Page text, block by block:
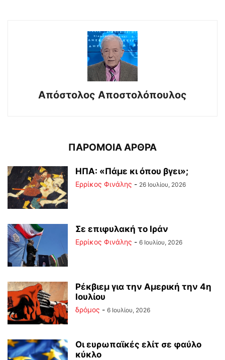
Απόστολος Αποστολόπουλος
ΠΑΡΟΜΟΙΑ ΑΡΘΡΑ
ΗΠΑ: «Πάμε κι όπου βγει»;
Ερρίκος Φινάλης - 26 Ιουλίου, 2026
Σε επιφυλακή το Ιράν
Ερρίκος Φινάλης - 6 Ιουλίου, 2026
Ρέκβιεμ για την Αμερική την 4η
Ιουλίου
δρόμος - 6 Ιουλίου, 2026
Οι ευρωπαϊκές ελίτ σε φαύλο
κύκλο